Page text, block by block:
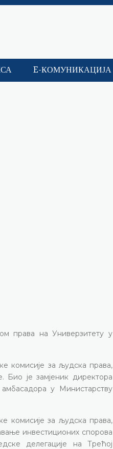
E-КОМУНИКАЦИЈА
права на Универзитету у
комисије за људска права,
је замјеник директора
у Министарству
комисије за људска права,
инвестиционих спорова
делегације на Трећој